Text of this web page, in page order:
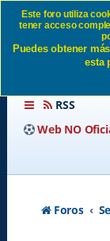
RSS
Web NO
Foros
Este foro utiliza
tener acceso
Puedes obtener
esta